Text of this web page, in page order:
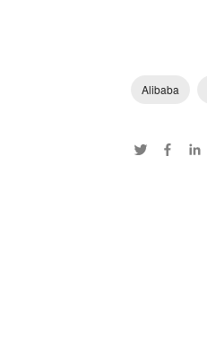
Alibaba